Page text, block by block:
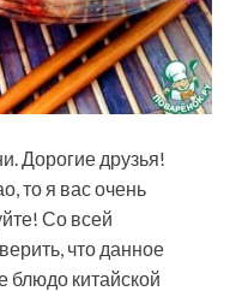
Дорогие друзья!
то я вас очень
Со всей
что данное
блюдо китайской